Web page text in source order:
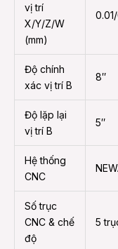
vị trí
X/Y/Z/W
(mm)
Độ chính
xác vị trí B
8″
Độ lặp lại
vị trí B
5″
Hệ thống
CNC
Số trục
CNC & chế
độ
5